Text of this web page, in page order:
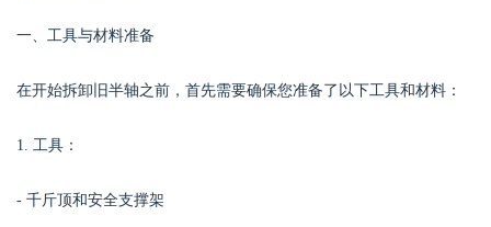
一、工具与材料准备
在开始拆卸旧半轴之前，首先需要确保您准备了以下工具和材料：
1. 工具：
- 千斤顶和安全支撑架